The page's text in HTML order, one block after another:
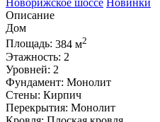
Новорижское шоссе Новинки
Описание
Дом
Площадь: 384 м2
Этажность: 2
Уровней: 2
Фундамент: Монолит
Стены: Кирпич
Перекрытия: Монолит